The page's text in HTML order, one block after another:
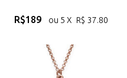
R$189 ou 5 X R$ 37.80